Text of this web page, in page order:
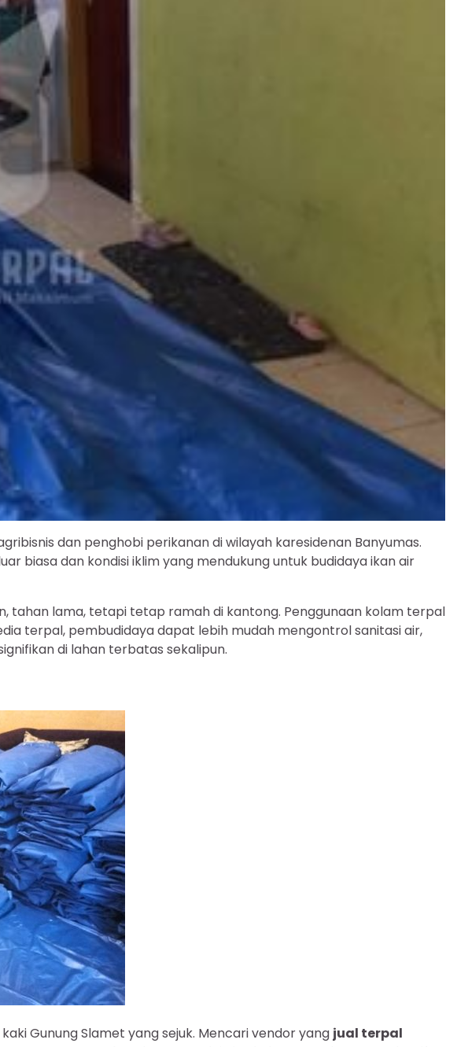
dan penghobi perikanan di wilayah karesidenan Banyumas.
biasa dan kondisi iklim yang mendukung untuk budidaya ikan air
tahan lama, tetapi tetap ramah di kantong. Penggunaan kolam terpal
terpal, pembudidaya dapat lebih mudah mengontrol sanitasi air,
di lahan terbatas sekalipun.
Gunung Slamet yang sejuk. Mencari vendor yang jual terpal